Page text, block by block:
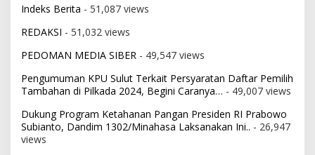
Indeks Berita - 51,087 views
REDAKSI - 51,032 views
PEDOMAN MEDIA SIBER - 49,547 views
Pengumuman KPU Sulut Terkait Persyaratan Daftar Pemilih
Tambahan di Pilkada 2024, Begini Caranya… - 49,007 views
Dukung Program Ketahanan Pangan Presiden RI Prabowo
Subianto, Dandim 1302/Minahasa Laksanakan Ini.. - 26,947
views